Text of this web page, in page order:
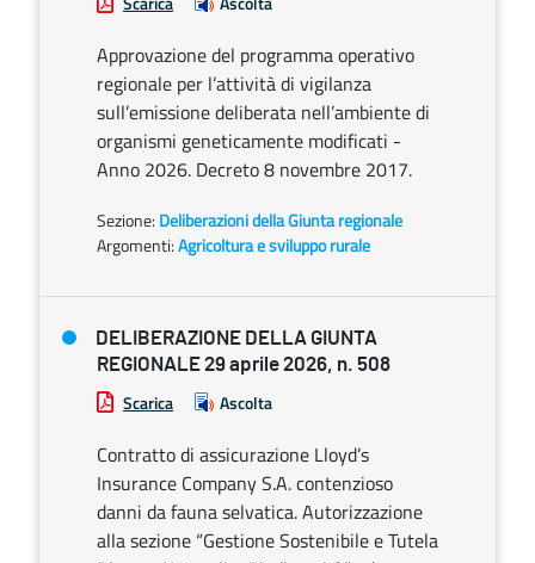
Approvazione del programma operativo
regionale per l’attività di vigilanza
sull’emissione deliberata nell’ambiente di
organismi geneticamente modificati -
Anno 2026. Decreto 8 novembre 2017.
Sezione: Deliberazioni della Giunta regionale
Argomenti:Agricoltura e sviluppo rurale
DELIBERAZIONE DELLA GIUNTA
REGIONALE 29 aprile 2026, n. 508
Scarica Ascolta
Contratto di assicurazione Lloyd’s
Insurance Company S.A. contenzioso
danni da fauna selvatica. Autorizzazione
alla sezione “Gestione Sostenibile e Tutela